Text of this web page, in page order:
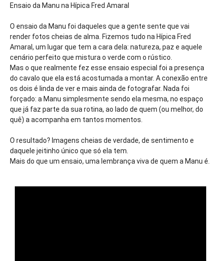
Ensaio da Manu na Hípica Fred Amaral
O ensaio da Manu foi daqueles que a gente sente que vai
render fotos cheias de alma. Fizemos tudo na Hípica Fred
Amaral, um lugar que tem a cara dela: natureza, paz e aquele
cenário perfeito que mistura o verde com o rústico.
Mas o que realmente fez esse ensaio especial foi a presença
do cavalo que ela está acostumada a montar. A conexão entre
os dois é linda de ver e mais ainda de fotografar. Nada foi
forçado: a Manu simplesmente sendo ela mesma, no espaço
que já faz parte da sua rotina, ao lado de quem (ou melhor, do
quê) a acompanha em tantos momentos.
O resultado? Imagens cheias de verdade, de sentimento e
daquele jeitinho único que só ela tem.
Mais do que um ensaio, uma lembrança viva de quem a Manu é.